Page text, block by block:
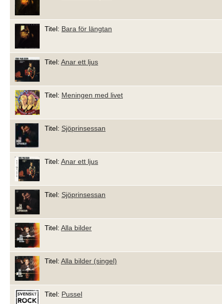
Titel: Bara för längtan
Titel: Anar ett ljus
Titel: Meningen med livet
Titel: Sjöprinsessan
Titel: Anar ett ljus
Titel: Sjöprinsessan
Titel: Alla bilder
Titel: Alla bilder (singel)
Titel: Pussel